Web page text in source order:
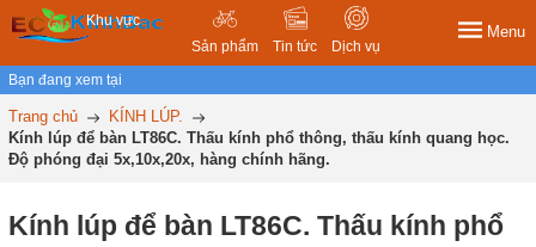
Khu vực
Sản phẩm
Tin tức Dịch vụ
Menu
Bạn đang xem tại
Trang chủ
KÍNH LÚP.
Kính lúp để bàn LT86C. Thấu kính phổ thông, thấu kính quang học.
Độ phóng đại 5x,10x,20x, hàng chính hãng.
Kính lúp để bàn LT86C. Thấu kính phổ